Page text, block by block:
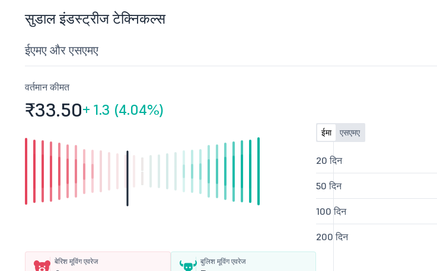
सुडाल इंडस्ट्रीज टेक्निकल्स
ईएमए और एसएमए
वर्तमान कीमत
₹33.50+ 1.3 (4.04%)
बेरिश मूविंग एवरेज बुलिश मूविंग एवरेज
ईमा एसएमए
20 दिन
50 दिन
100 दिन
200 दिन